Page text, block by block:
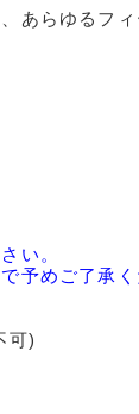
あらゆるフ
い。
予めご了承く
可)